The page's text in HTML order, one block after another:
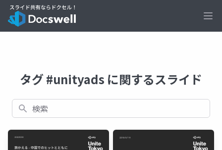
タグ #unityads に関するスライド
検索